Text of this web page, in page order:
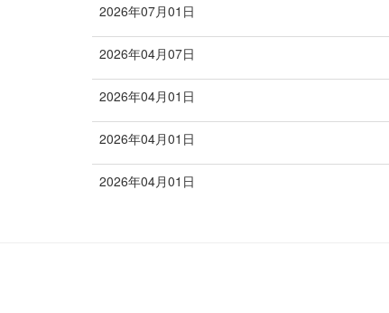
2026年07月01日
2026年04月07日
2026年04月01日
2026年04月01日
2026年04月01日